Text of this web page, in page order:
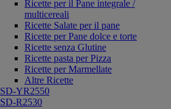
Ricette per il Pane integrale /
multicereali
Ricette Salate per il pane
Ricette per Pane dolce e torte
Ricette senza Glutine
Ricette pasta per Pizza
Ricette per Marmellate
Altre Ricette
SD-YR2550
SD-R2530